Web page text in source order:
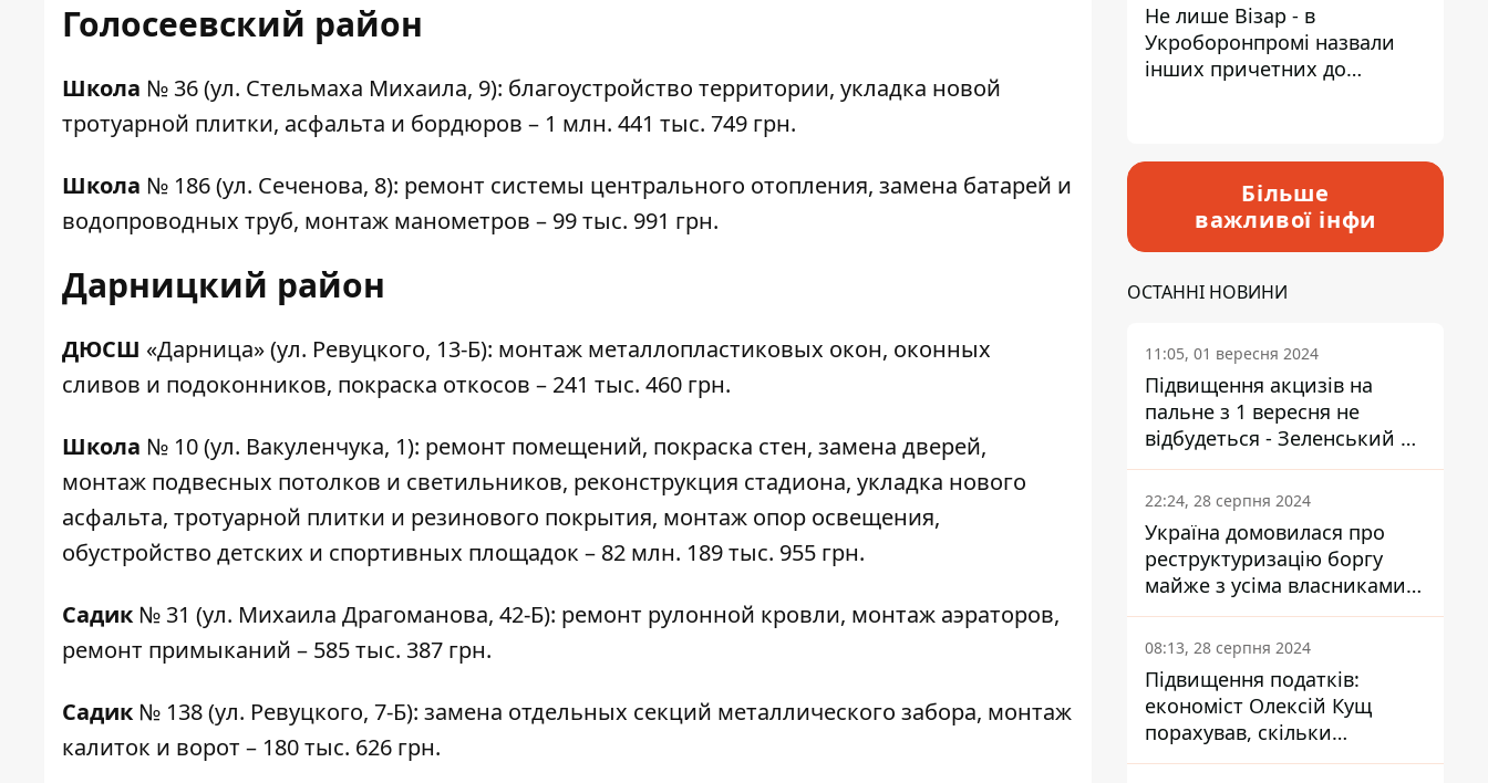
Голосеевский район
Школа № 36(ул. Стельмаха Михаила, 9): благоустройство территории, укладка новой
тротуарной плитки, асфальта и бордюров – 1 млн. 441 тыс. 749 грн.
Школа № 186(ул. Сеченова, 8): ремонт системы центрального отопления, замена батарей и
водопроводных труб, монтаж манометров – 99 тыс. 991 грн.
Дарницкий район
ДЮСШ «Дарница»(ул. Ревуцкого, 13-Б): монтаж металлопластиковых окон, оконных
сливов и подоконников, покраска откосов – 241 тыс. 460 грн.
Школа № 10(ул. Вакуленчука, 1): ремонт помещений, покраска стен, замена дверей,
монтаж подвесных потолков и светильников, реконструкция стадиона, укладка нового
асфальта, тротуарной плитки и резинового покрытия, монтаж опор освещения,
обустройство детских и спортивных площадок – 82 млн. 189 тыс. 955 грн.
Садик № 31 (ул. Михаила Драгоманова, 42-Б): ремонт рулонной кровли, монтаж аэраторов,
ремонт примыканий – 585 тыс. 387 грн.
Садик № 138(ул. Ревуцкого, 7-Б): замена отдельных секций металлического забора, монтаж
калиток и ворот – 180 тыс. 626 грн.
Не лише Візар - в
Укроборонпромі назвали
інших причетних до
Більше
важливої інфи
ОСТАННІ НОВИНИ
11:05, 01 вересня 2024
Підвищення акцизів на
пальне з 1 вересня не
відбудеться - Зеленський не
підписав закон
22:24, 28 серпня 2024
Україна домовилася про
реструктуризацію боргу
майже з усіма власниками
єврооблігацій: що це
означає для країни
08:13, 28 серпня 2024
Підвищення податків:
економіст Олексій Кущ
порахував, скільки
заплатить кожен українець